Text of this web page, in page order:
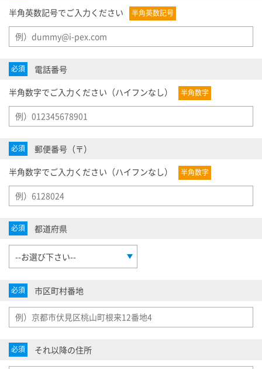
半角英数記号でご入力ください
半角英数記号
必須
電話番号
半角数字でご入力ください（ハイフンなし）
半角数字
必須
郵便番号（〒）
半角数字でご入力ください（ハイフンなし）
半角数字
必須 都道府県
必須 市区町村番地
必須 それ以降の住所